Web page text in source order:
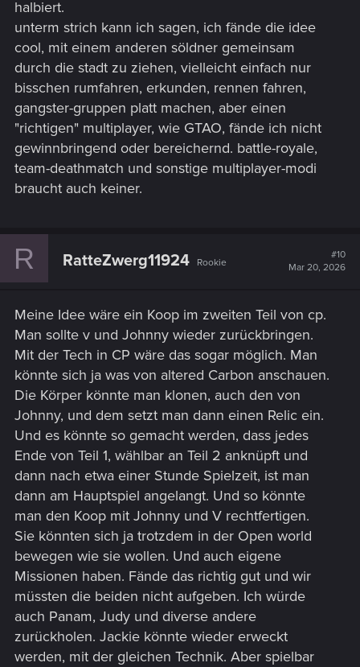
halbiert.
unterm strich kann ich sagen, ich fände die idee
cool, mit einem anderen söldner gemeinsam
durch die stadt zu ziehen, vielleicht einfach nur
bisschen rumfahren, erkunden, rennen fahren,
gangster-gruppen platt machen, aber einen
"richtigen" multiplayer, wie GTAO, fände ich nicht
gewinnbringend oder bereichernd. battle-royale,
team-deathmatch und sonstige multiplayer-modi
braucht auch keiner.
R RatteZwerg11924 Rookie
#10
Mar 20, 2026
Meine Idee wäre ein Koop im zweiten Teil von cp.
Man sollte v und Johnny wieder zurückbringen.
Mit der Tech in CP wäre das sogar möglich. Man
könnte sich ja was von altered Carbon anschauen.
Die Körper könnte man klonen, auch den von
Johnny, und dem setzt man dann einen Relic ein.
Und es könnte so gemacht werden, dass jedes
Ende von Teil 1, wählbar an Teil 2 anknüpft und
dann nach etwa einer Stunde Spielzeit, ist man
dann am Hauptspiel angelangt. Und so könnte
man den Koop mit Johnny und V rechtfertigen.
Sie könnten sich ja trotzdem in der Open world
bewegen wie sie wollen. Und auch eigene
Missionen haben. Fände das richtig gut und wir
müssten die beiden nicht aufgeben. Ich würde
auch Panam, Judy und diverse andere
zurückholen. Jackie könnte wieder erweckt
werden, mit der gleichen Technik. Aber spielbar